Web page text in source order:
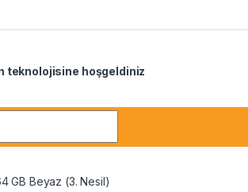
teknolojisine hoşgeldiniz
GB Beyaz (3. Nesil)